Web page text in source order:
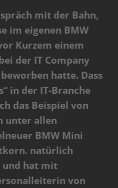
mit der Bahn,
im eigenen BMW
Kurzem einem
der IT Company
beworben hatte. Dass
in der IT-Branche
das Beispiel von
unter allen
BMW Mini
natürlich
und hat mit
von